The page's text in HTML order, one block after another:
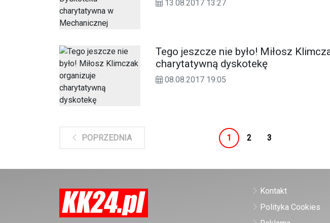
13.08.2017 13:27
Tego jeszcze nie było! Miłosz
charytatywną dyskotekę
08.08.2017 19:05
POPRZEDNIA 1 2 3
Kontakt
Polityka Cookies